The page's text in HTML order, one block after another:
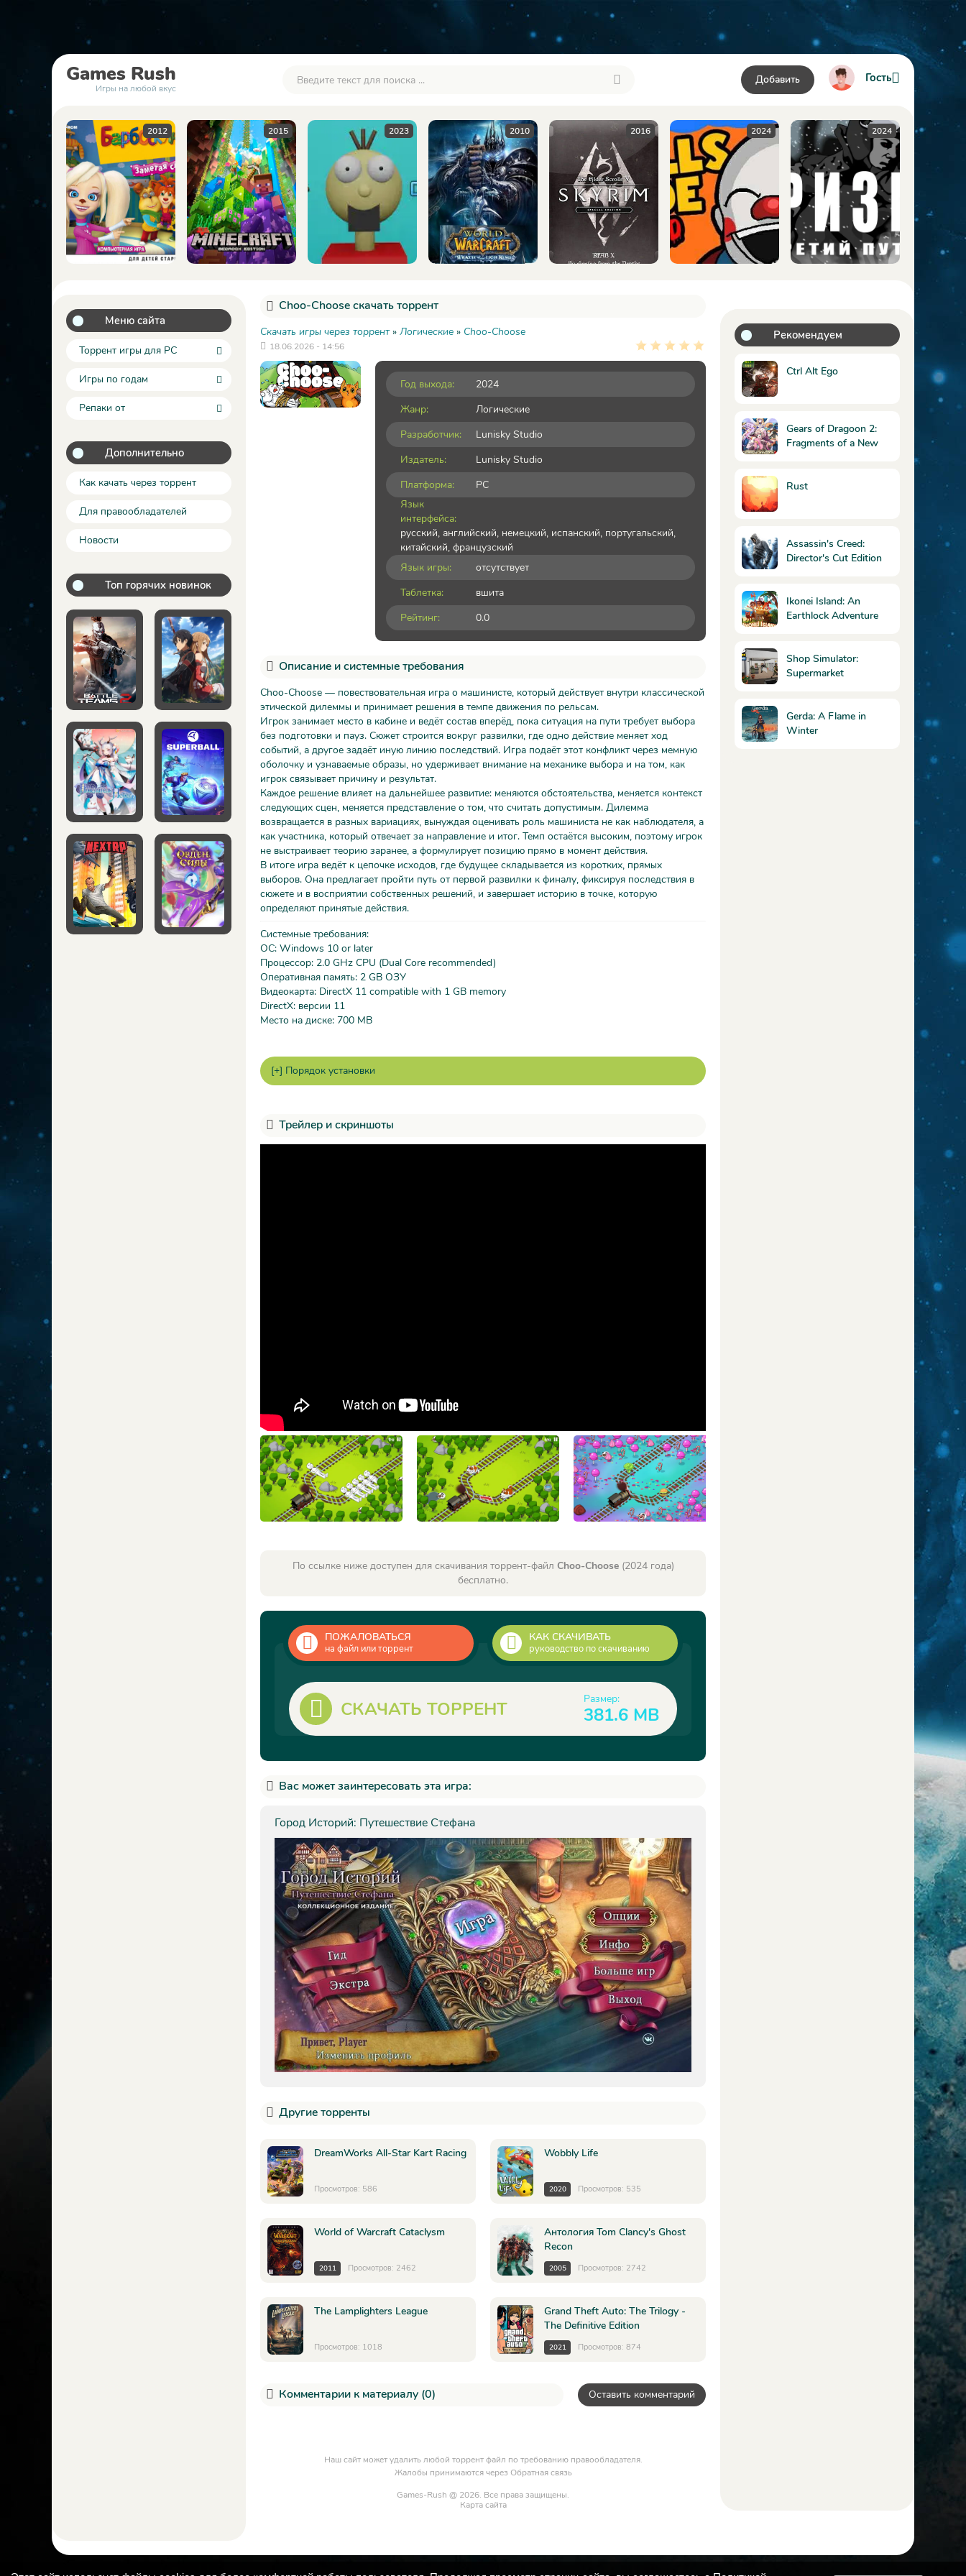
Games Rush
Игры на любой вкус
Добавить Гость
2012 2015 2023 2010 2016 2024 2024
Меню сайта
Торрент игры для PC
Игры по годам
Репаки от
Дополнительно
Как качать через торрент
Для правообладателей
Новости
Топ горячих новинок
Choo-Choose скачать торрент
Скачать игры через торрент» Логические » Choo-Choose
18.06.2026 - 14:56
Год выхода:
2024
Жанр:
Логические
Разработчик:
Lunisky Studio
Издатель:
Lunisky Studio
Платформа:
PC
Язык
интерфейса:
русский, английский, немецкий, испанский, португальский,
китайский, французский
Язык игры:
отсутствует
Таблетка:
вшита
Рейтинг:
0.0
Описание и системные требования
Choo-Choose — повествовательная игра о машинисте, который действует внутри классической
этической дилеммы и принимает решения в темпе движения по рельсам.
Игрок занимает место в кабине и ведёт состав вперёд, пока ситуация на пути требует выбора
без подготовки и пауз. Сюжет строится вокруг развилки, где одно действие меняет ход
событий, а другое задаёт иную линию последствий. Игра подаёт этот конфликт через мемную
оболочку и узнаваемые образы, но удерживает внимание на механике выбора и на том, как
игрок связывает причину и результат.
Каждое решение влияет на дальнейшее развитие: меняются обстоятельства, меняется контекст
следующих сцен, меняется представление о том, что считать допустимым. Дилемма
возвращается в разных вариациях, вынуждая оценивать роль машиниста не как наблюдателя, а
как участника, который отвечает за направление и итог. Темп остаётся высоким, поэтому игрок
не выстраивает теорию заранее, а формулирует позицию прямо в момент действия.
В итоге игра ведёт к цепочке исходов, где будущее складывается из коротких, прямых
выборов. Она предлагает пройти путь от первой развилки к финалу, фиксируя последствия в
сюжете и в восприятии собственных решений, и завершает историю в точке, которую
определяют принятые действия.
Системные требования:
ОС: Windows 10 or later
Процессор: 2.0 GHz CPU (Dual Core recommended)
Оперативная память: 2 GB ОЗУ
Видеокарта: DirectX 11 compatible with 1 GB memory
DirectX: версии 11
Место на диске: 700 MB
Трейлер и скриншоты
По ссылке ниже доступен для скачивания торрент-файл Choo-Choose(2024 года)
бесплатно.
ПОЖАЛОВАТЬСЯ
на файл или торрент
КАК СКАЧИВАТЬ
руководство по скачиванию
СКАЧАТЬ ТОРРЕНТ Размер:
381.6 MB
Вас может заинтересовать эта игра:
Город Историй: Путешествие Стефана
Другие торренты
DreamWorks All-Star Kart Racing
Просмотров: 586
Wobbly Life
2020 Просмотров: 535
World of Warcraft Cataclysm
2011 Просмотров: 2462
Антология Tom Clancy's Ghost
Recon
2005 Просмотров: 2742
The Lamplighters League
Просмотров: 1018
Grand Theft Auto: The Trilogy -
The Definitive Edition
2021 Просмотров: 874
Комментарии к материалу (0) Оставить комментарий
Наш сайт может удалить любой торрент файл по требованию правообладателя.
Жалобы принимаются через Обратная связь
Games-Rush @ 2026. Все права защищены.
Карта сайта
Рекомендуем
Ctrl Alt Ego
Gears of Dragoon 2:
Fragments of a New
Rust
Assassin's Creed:
Director's Cut Edition
Ikonei Island: An
Earthlock Adventure
Shop Simulator:
Supermarket
Gerda: A Flame in
Winter